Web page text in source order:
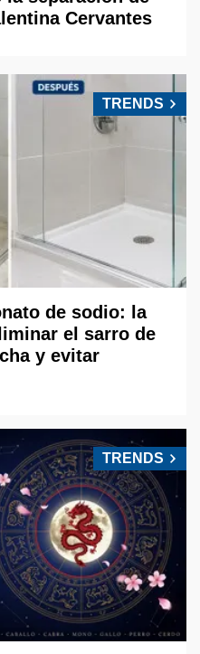
Cervantes
TRENDS
de sodio: la
el sarro de
y evitar
TRENDS